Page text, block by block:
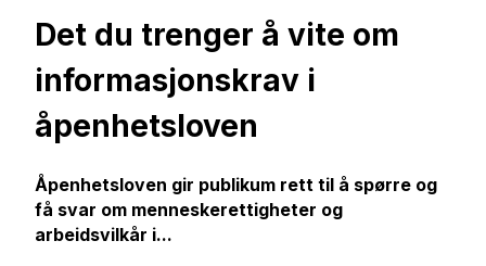
Det du trenger å vite om
informasjonskrav i
åpenhetsloven
Åpenhetsloven gir publikum rett til å spørre og
få svar om menneskerettigheter og
arbeidsvilkår i...